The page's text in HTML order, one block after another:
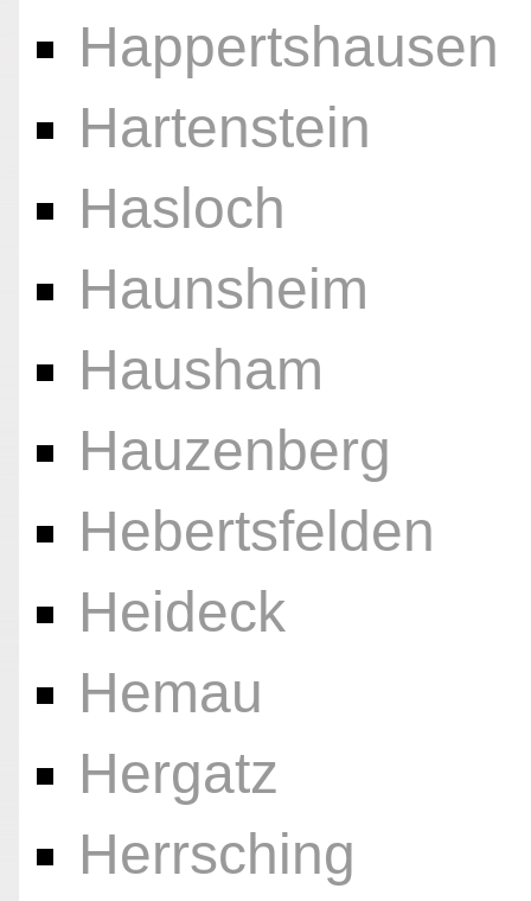
Happertshausen
Hartenstein
Hasloch
Haunsheim
Hausham
Hauzenberg
Hebertsfelden
Heideck
Hemau
Hergatz
Herrsching